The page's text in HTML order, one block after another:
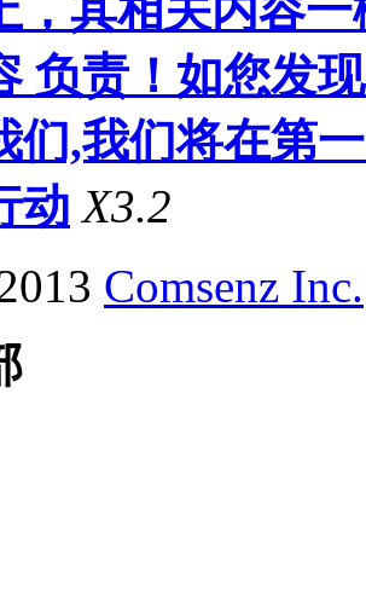
负责！如您发
们,我们将在第
动 X3.2
Comsenz Inc.